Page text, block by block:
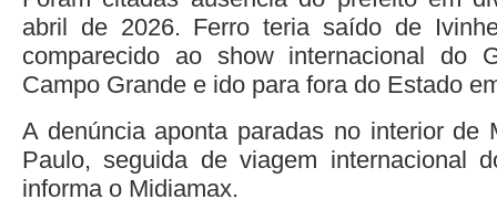
abril de 2026. Ferro teria saído de
comparecido ao show internacional do
Campo Grande e ido para fora do Estado
A denúncia aponta paradas no interior de
Paulo, seguida de viagem internacional
informa o Midiamax.